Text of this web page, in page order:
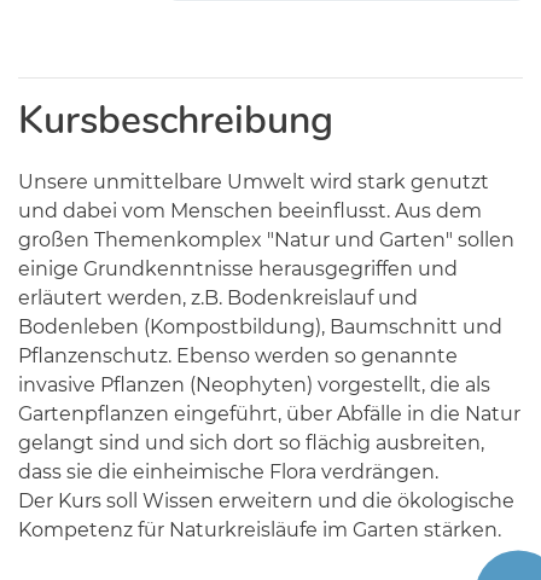
Kursbeschreibung
Unsere unmittelbare Umwelt wird stark genutzt
und dabei vom Menschen beeinflusst. Aus dem
großen Themenkomplex "Natur und Garten" sollen
einige Grundkenntnisse herausgegriffen und
erläutert werden, z.B. Bodenkreislauf und
Bodenleben (Kompostbildung), Baumschnitt und
Pflanzenschutz. Ebenso werden so genannte
invasive Pflanzen (Neophyten) vorgestellt, die als
Gartenpflanzen eingeführt, über Abfälle in die Natur
gelangt sind und sich dort so flächig ausbreiten,
dass sie die einheimische Flora verdrängen.
Der Kurs soll Wissen erweitern und die ökologische
Kompetenz für Naturkreisläufe im Garten stärken.